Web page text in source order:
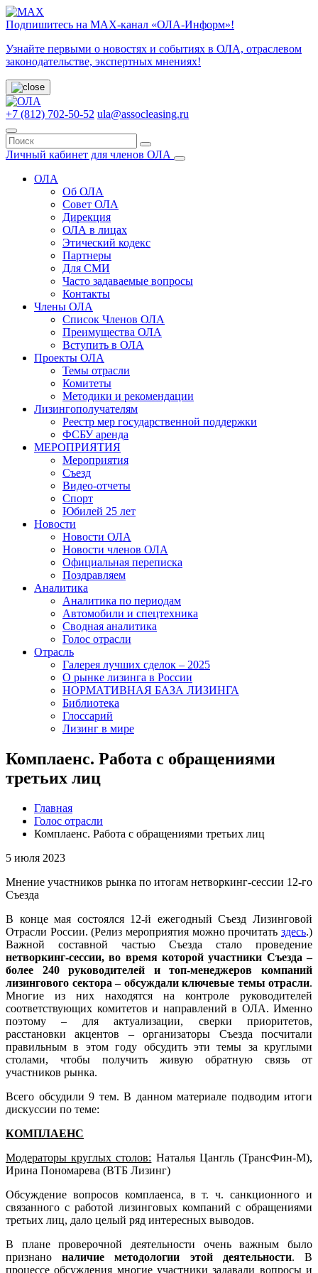
Подпишитесь на МАХ-канал «ОЛА-Информ»!
Узнайте первыми о новостях и событиях в ОЛА, отраслевом
законодательстве, экспертных мнениях!
+7 (812) 702-50-52 ula@assocleasing.ru
Личный кабинет для членов ОЛА
ОЛА
Об ОЛА
Совет ОЛА
Дирекция
ОЛА в лицах
Этический кодекс
Партнеры
Для СМИ
Часто задаваемые вопросы
Контакты
Члены ОЛА
Список Членов ОЛА
Преимущества ОЛА
Вступить в ОЛА
Проекты ОЛА
Темы отрасли
Комитеты
Методики и рекомендации
Лизингополучателям
Реестр мер государственной поддержки
ФСБУ аренда
МЕРОПРИЯТИЯ
Мероприятия
Съезд
Видео-отчеты
Спорт
Юбилей 25 лет
Новости
Новости ОЛА
Новости членов ОЛА
Официальная переписка
Поздравляем
Аналитика
Аналитика по периодам
Автомобили и спецтехника
Сводная аналитика
Голос отрасли
Отрасль
Галерея лучших сделок – 2025
О рынке лизинга в России
НОРМАТИВНАЯ БАЗА ЛИЗИНГА
Библиотека
Глоссарий
Лизинг в мире
Комплаенс. Работа с обращениями
третьих лиц
Главная
Голос отрасли
Комплаенс. Работа с обращениями третьих лиц
5 июля 2023
Мнение участников рынка по итогам нетворкинг-сессии 12-го
Съезда
В конце мая состоялся 12-й ежегодный Съезд Лизинговой
Отрасли России. (Релиз мероприятия можно прочитать здесь.)
Важной составной частью Съезда стало проведение
нетворкинг-сессии, во время которой участники Съезда –
более 240 руководителей и топ-менеджеров компаний
лизингового сектора – обсуждали ключевые темы отрасли.
Многие из них находятся на контроле руководителей
соответствующих комитетов и направлений в ОЛА. Именно
поэтому – для актуализации, сверки приоритетов,
расстановки акцентов – организаторы Съезда посчитали
правильным в этом году обсудить эти темы за круглыми
столами, чтобы получить живую обратную связь от
участников рынка.
Всего обсудили 9 тем. В данном материале подводим итоги
дискуссии по теме:
КОМПЛАЕНС
Модераторы круглых столов: Наталья Цангль (ТрансФин-М),
Ирина Пономарева (ВТБ Лизинг)
Обсуждение вопросов комплаенса, в т. ч. санкционного и
связанного с работой лизинговых компаний с обращениями
третьих лиц, дало целый ряд интересных выводов.
В плане проверочной деятельности очень важным было
признаноналичие методологии этой деятельности. В
процессе обсуждения многие участники задавали вопросы и